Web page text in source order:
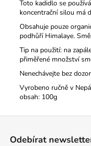
Toto kadidlo se
koncentrační silou má
Obsahuje pouze
podhůří Himalaye.
Tip na použití: na
přiměřené množství
Nenechávejte bez
Vyrobeno ručně v
obsah: 100g
Odebírat